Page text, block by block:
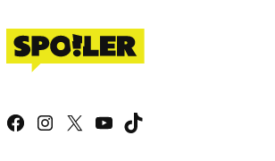
Facebook
Instagram
X YouTube